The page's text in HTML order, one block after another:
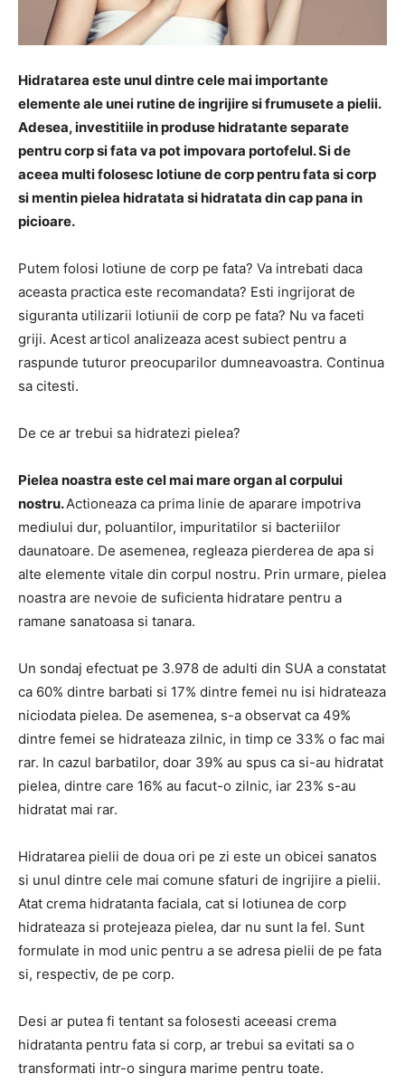
Hidratarea este unul dintre cele mai importante
elemente ale unei rutine de ingrijire si frumusete a pielii.
Adesea, investitiile in produse hidratante separate
pentru corp si fata va pot impovara portofelul. Si de
aceea multi folosesc lotiune de corp pentru fata si corp
si mentin pielea hidratata si hidratata din cap pana in
picioare.
Putem folosi lotiune de corp pe fata? Va intrebati daca
aceasta practica este recomandata? Esti ingrijorat de
siguranta utilizarii lotiunii de corp pe fata? Nu va faceti
griji. Acest articol analizeaza acest subiect pentru a
raspunde tuturor preocuparilor dumneavoastra. Continua
sa citesti.
De ce ar trebui sa hidratezi pielea?
Pielea noastra este cel mai mare organ al corpului
nostru.Actioneaza ca prima linie de aparare impotriva
mediului dur, poluantilor, impuritatilor si bacteriilor
daunatoare. De asemenea, regleaza pierderea de apa si
alte elemente vitale din corpul nostru. Prin urmare, pielea
noastra are nevoie de suficienta hidratare pentru a
ramane sanatoasa si tanara.
Un sondaj efectuat pe 3.978 de adulti din SUA a constatat
ca 60% dintre barbati si 17% dintre femei nu isi hidrateaza
niciodata pielea. De asemenea, s-a observat ca 49%
dintre femei se hidrateaza zilnic, in timp ce 33% o fac mai
rar. In cazul barbatilor, doar 39% au spus ca si-au hidratat
pielea, dintre care 16% au facut-o zilnic, iar 23% s-au
hidratat mai rar.
Hidratarea pielii de doua ori pe zi este un obicei sanatos
si unul dintre cele mai comune sfaturi de ingrijire a pielii.
Atat crema hidratanta faciala, cat si lotiunea de corp
hidrateaza si protejeaza pielea, dar nu sunt la fel. Sunt
formulate in mod unic pentru a se adresa pielii de pe fata
si, respectiv, de pe corp.
Desi ar putea fi tentant sa folosesti aceeasi crema
hidratanta pentru fata si corp, ar trebui sa evitati sa o
transformati intr-o singura marime pentru toate.